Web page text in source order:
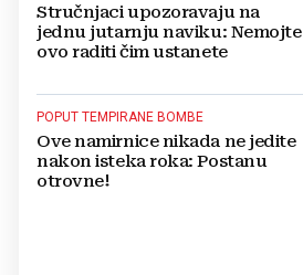
Stručnjaci upozoravaju na
jednu jutarnju naviku: Nemojte
ovo raditi čim ustanete
POPUT TEMPIRANE BOMBE
Ove namirnice nikada ne jedite
nakon isteka roka: Postanu
otrovne!